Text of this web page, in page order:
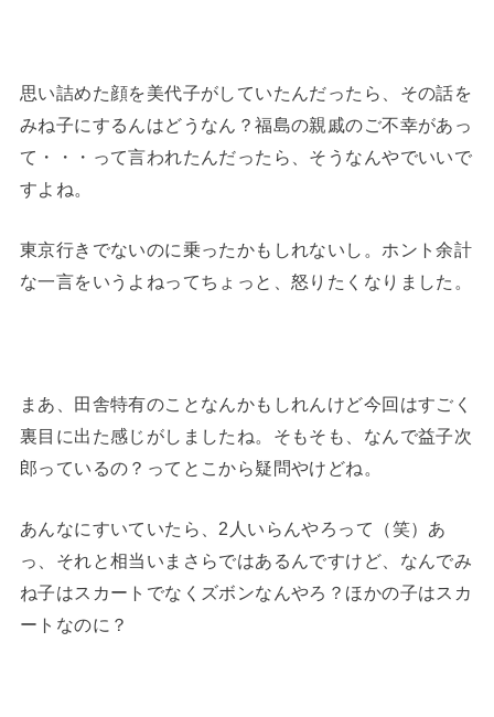
思い詰めた顔を美代子がしていたんだったら、その話を
みね子にするんはどうなん？福島の親戚のご不幸があっ
て・・・って言われたんだったら、そうなんやでいいで
すよね。
東京行きでないのに乗ったかもしれないし。ホント余計
な一言をいうよねってちょっと、怒りたくなりました。
まあ、田舎特有のことなんかもしれんけど今回はすごく
裏目に出た感じがしましたね。そもそも、なんで益子次
郎っているの？ってとこから疑問やけどね。
あんなにすいていたら、2人いらんやろって（笑）あ
っ、それと相当いまさらではあるんですけど、なんでみ
ね子はスカートでなくズボンなんやろ？ほかの子はスカ
ートなのに？